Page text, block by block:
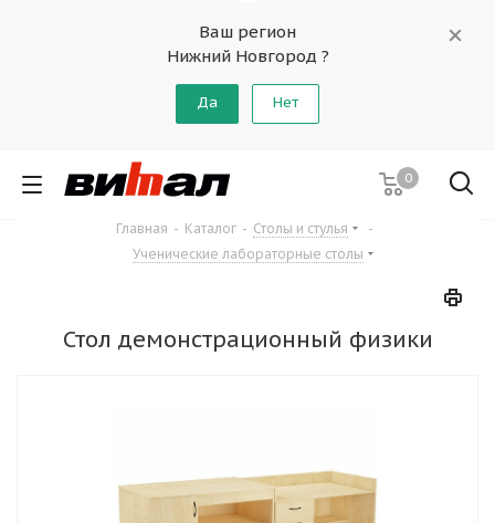
Ваш регион
Нижний Новгород ?
Да Нет
0
Главная - Каталог - Столы и стулья
-
Ученические лабораторные столы
Стол демонстрационный физики